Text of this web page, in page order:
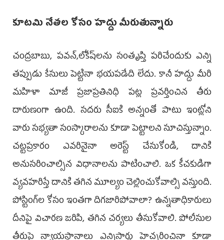
కూటమి నేతల కోసం హద్దు మీరుతున్నారు
చంద్రబాబు, పవన్,లోకేష్‌లను సంతృప్తి పరిచేందుకు ఎన్ని
తప్పుడు కేసులు పెట్టినా భయపడేది లేదు. కానీ హద్దు మీరి
మహిళా మాజీ ప్రజాప్రతినిధి పట్ల ప్రవర్తించిన తీరు
దారుణంగా ఉంది. సదరు సీఐకి అన్నంతో పాటు ఇంట్లోని
వారు సభ్యతా సంస్కారాలను కూడా పెట్టాలని సూచిస్తున్నాం.
చట్టప్రకారం ఎవరినైనా అరెస్ట్ చేసుకోండి, దానికి
అనుసరించాల్సిన విధానాలను పాటించాలి. ఒక కీచకుడిగా
వ్యవహరిస్తే దానికి తగిన మూల్యం చెల్లించుకోవాల్సి వస్తుంది.
పోస్టింగ్‌ల కోసం ఇంతగా దిగజారిపోవాలా? ఉన్నతాధికారులు
దీనిపై విచారణ జరిపి, తగిన చర్యలు తీసుకోవాలి. పోలీసుల